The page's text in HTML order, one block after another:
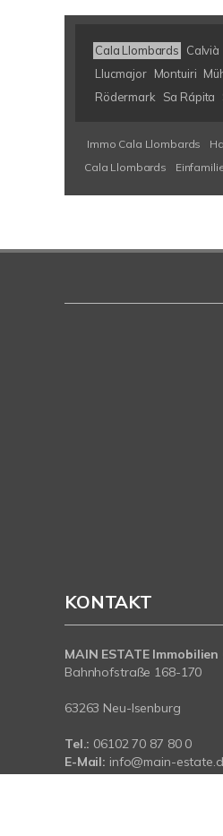
Cala Llombards Calvià
Llucmajor Montuiri
Rödermark
Sa Rápita
Immo Cala Llombards
Cala Llombards
KONTAKT
MAIN ESTATE Immobilien
Bahnhofstraße 168-170
63263 Neu-Isenburg
Tel.: 06102 70 87 80 0
E-Mail: info@main-
Web: www.main-estate.de